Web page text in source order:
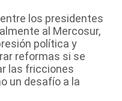
los presidentes
al Mercosur,
política y
reformas si se
las fricciones
un desafío a la